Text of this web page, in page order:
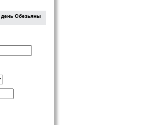
день Обезьяны